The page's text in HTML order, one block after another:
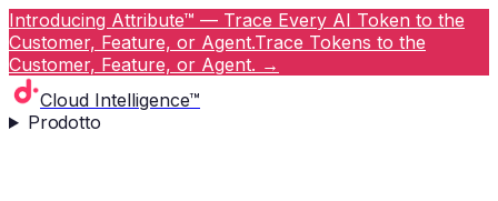
Introducing Attribute™ — Trace Every AI Token to the
Customer, Feature, or Agent.Trace Tokens to the
Customer, Feature, or Agent. →
Cloud Intelligence™
Prodotto